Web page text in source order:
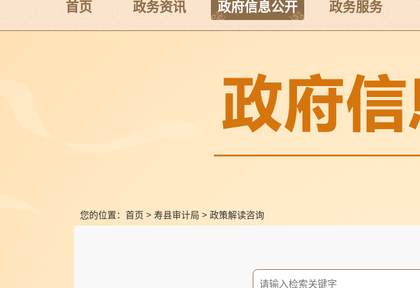
首页 政务资讯 政府信息公开 政务服务
您的位置： 首页 > 寿县审计局 > 政策解读咨询